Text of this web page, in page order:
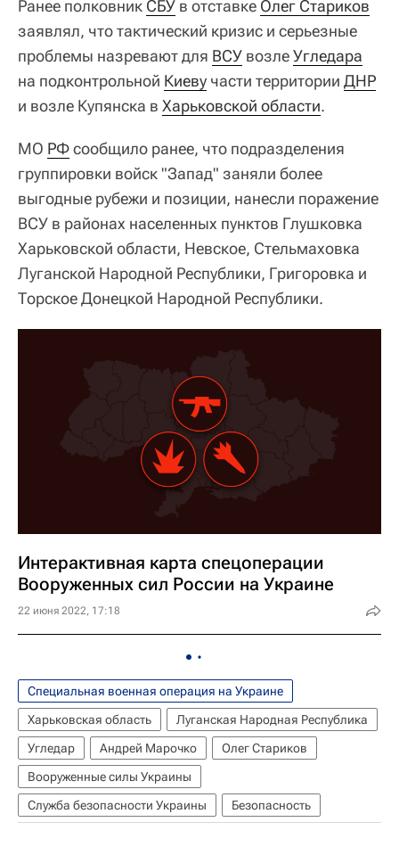
Ранее полковник СБУ в отставке Олег Стариков
заявлял, что тактический кризис и серьезные
проблемы назревают для ВСУ возлеУгледара
на подконтрольной Киеву части территории ДНР
и возле Купянска в Харьковской области.
МО РФсообщило ранее, что подразделения
группировки войск "Запад" заняли более
выгодные рубежи и позиции, нанесли поражение
ВСУ в районах населенных пунктов Глушковка
Харьковской области, Невское, Стельмаховка
Луганской Народной Республики, Григоровка и
Торское Донецкой Народной Республики.
Интерактивная карта спецоперации
Вооруженных сил России на Украине
22 июня 2022, 17:18
Специальная военная операция на Украине
Харьковская область
Луганская Народная Республика
Угледар
Андрей Марочко
Олег Стариков
Вооруженные силы Украины
Служба безопасности Украины
Безопасность